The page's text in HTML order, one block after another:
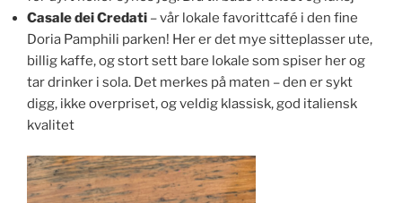
Casale dei Credati – vår lokale favorittcafé i den fine
Doria Pamphili parken! Her er det mye sitteplasser ute,
billig kaffe, og stort sett bare lokale som spiser her og
tar drinker i sola. Det merkes på maten – den er sykt
digg, ikke overpriset, og veldig klassisk, god italiensk
kvalitet